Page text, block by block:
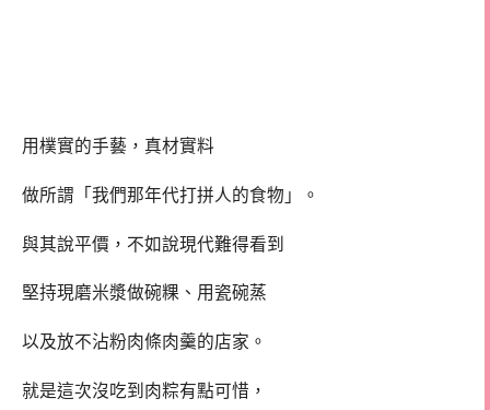
用樸實的手藝，真材實料
做所謂「我們那年代打拼人的食物」。
與其說平價，不如說現代難得看到
堅持現磨米漿做碗粿、用瓷碗蒸
以及放不沾粉肉條肉羹的店家。
就是這次沒吃到肉粽有點可惜，